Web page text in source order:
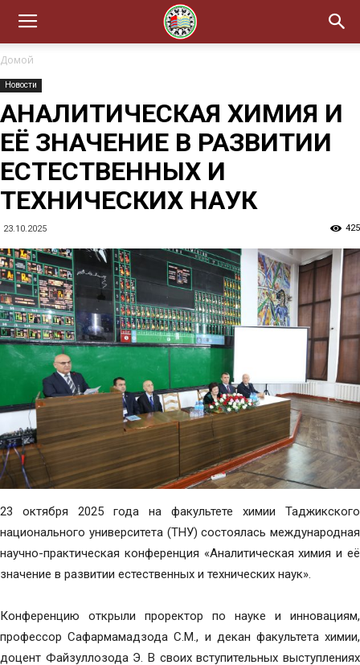
Домой
Новости
АНАЛИТИЧЕСКАЯ ХИМИЯ И
ЕЁ ЗНАЧЕНИЕ В РАЗВИТИИ
ЕСТЕСТВЕННЫХ И
ТЕХНИЧЕСКИХ НАУК
23.10.2025 425
23 октября 2025 года на факультете химии Таджикского
национального университета (ТНУ) состоялась международная
научно-практическая конференция «Аналитическая химия и её
значение в развитии естественных и технических наук».
Конференцию открыли проректор по науке и инновациям,
профессор Сафармамадзода С.М., и декан факультета химии,
доцент Файзуллозода Э. В своих вступительных выступлениях